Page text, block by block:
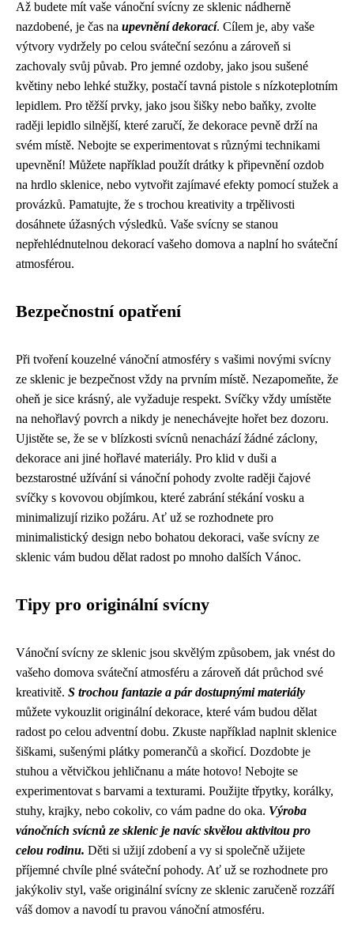
Až budete mít vaše vánoční svícny ze sklenic nádherně
nazdobené, je čas na upevnění dekorací. Cílem je, aby vaše
výtvory vydržely po celou sváteční sezónu a zároveň si
zachovaly svůj půvab. Pro jemné ozdoby, jako jsou sušené
květiny nebo lehké stužky, postačí tavná pistole s nízkoteplotním
lepidlem. Pro těžší prvky, jako jsou šišky nebo baňky, zvolte
raději lepidlo silnější, které zaručí, že dekorace pevně drží na
svém místě. Nebojte se experimentovat s různými technikami
upevnění! Můžete například použít drátky k připevnění ozdob
na hrdlo sklenice, nebo vytvořit zajímavé efekty pomocí stužek a
provázků. Pamatujte, že s trochou kreativity a trpělivosti
dosáhnete úžasných výsledků. Vaše svícny se stanou
nepřehlédnutelnou dekorací vašeho domova a naplní ho sváteční
atmosférou.
Bezpečnostní opatření
Při tvoření kouzelné vánoční atmosféry s vašimi novými svícny
ze sklenic je bezpečnost vždy na prvním místě. Nezapomeňte, že
oheň je sice krásný, ale vyžaduje respekt. Svíčky vždy umístěte
na nehořlavý povrch a nikdy je nenechávejte hořet bez dozoru.
Ujistěte se, že se v blízkosti svícnů nenachází žádné záclony,
dekorace ani jiné hořlavé materiály. Pro klid v duši a
bezstarostné užívání si vánoční pohody zvolte raději čajové
svíčky s kovovou objímkou, které zabrání stékání vosku a
minimalizují riziko požáru. Ať už se rozhodnete pro
minimalistický design nebo bohatou dekoraci, vaše svícny ze
sklenic vám budou dělat radost po mnoho dalších Vánoc.
Tipy pro originální svícny
Vánoční svícny ze sklenic jsou skvělým způsobem, jak vnést do
vašeho domova sváteční atmosféru a zároveň dát průchod své
kreativitě. S trochou fantazie a pár dostupnými materiály
můžete vykouzlit originální dekorace, které vám budou dělat
radost po celou adventní dobu. Zkuste například naplnit sklenice
šiškami, sušenými plátky pomerančů a skořicí. Dozdobte je
stuhou a větvičkou jehličnanu a máte hotovo! Nebojte se
experimentovat s barvami a texturami. Použijte třpytky, korálky,
stuhy, krajky, nebo cokoliv, co vám padne do oka. Výroba
vánočních svícnů ze sklenic je navíc skvělou aktivitou pro
celou rodinu. Děti si užijí zdobení a vy si společně užijete
příjemné chvíle plné sváteční pohody. Ať už se rozhodnete pro
jakýkoliv styl, vaše originální svícny ze sklenic zaručeně rozzáří
váš domov a navodí tu pravou vánoční atmosféru.